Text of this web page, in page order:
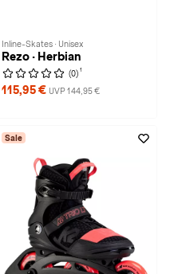
Inline-Skates · Unisex
Rezo · Herbian
(0) 1
115,95 € UVP 144,95 €
Sale